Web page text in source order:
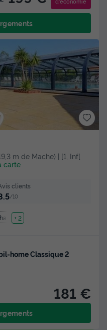
m de Mache) | [1, Inf[
carte
clients
/10
+ 2
home Classique 2
181 €